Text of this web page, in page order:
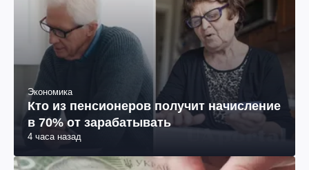
Экономика
Кто из пенсионеров получит начисление
в 70% от зарабатывать
4 часа назад